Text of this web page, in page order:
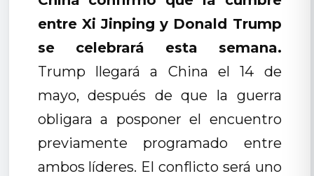
entre Xi Jinping y Donald Trump
se celebrará esta semana.
Trump llegará a China el 14 de
mayo, después de que la guerra
obligara a posponer el encuentro
previamente programado entre
ambos líderes. El conflicto será uno